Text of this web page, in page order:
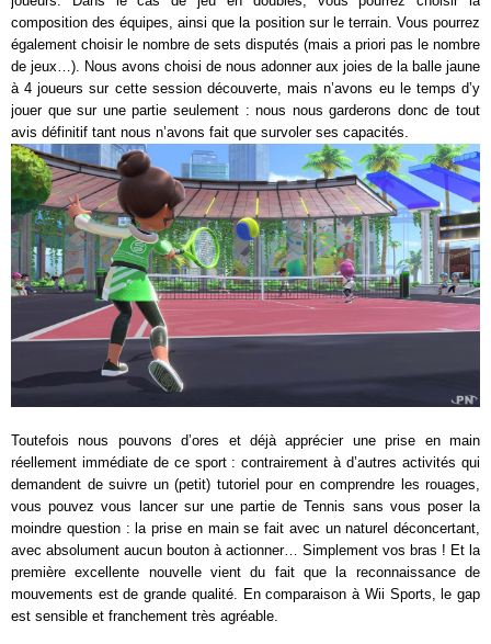
composition des équipes, ainsi que la position sur le terrain. Vous pourrez
également choisir le nombre de sets disputés (mais a priori pas le nombre
de jeux…). Nous avons choisi de nous adonner aux joies de la balle jaune
à 4 joueurs sur cette session découverte, mais n’avons eu le temps d’y
jouer que sur une partie seulement : nous nous garderons donc de tout
avis définitif tant nous n’avons fait que survoler ses capacités.
Toutefois nous pouvons d’ores et déjà apprécier une prise en main
réellement immédiate de ce sport : contrairement à d’autres activités qui
demandent de suivre un (petit) tutoriel pour en comprendre les rouages,
vous pouvez vous lancer sur une partie de Tennis sans vous poser la
moindre question : la prise en main se fait avec un naturel déconcertant,
avec absolument aucun bouton à actionner… Simplement vos bras ! Et la
première excellente nouvelle vient du fait que la reconnaissance de
mouvements est de grande qualité. En comparaison à Wii Sports, le gap
est sensible et franchement très agréable.